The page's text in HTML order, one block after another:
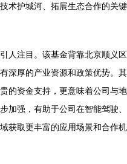
术护城河、拓展生态合作的关键
人注目。该基金背靠北京顺义区
深厚的产业资源和政策优势。其
的资金支持，更意味着公司与地
加强，有助于公司在智能驾驶、
获取更丰富的应用场景和合作机